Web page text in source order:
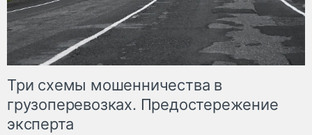
Три схемы мошенничества в
грузоперевозках. Предостережение
эксперта